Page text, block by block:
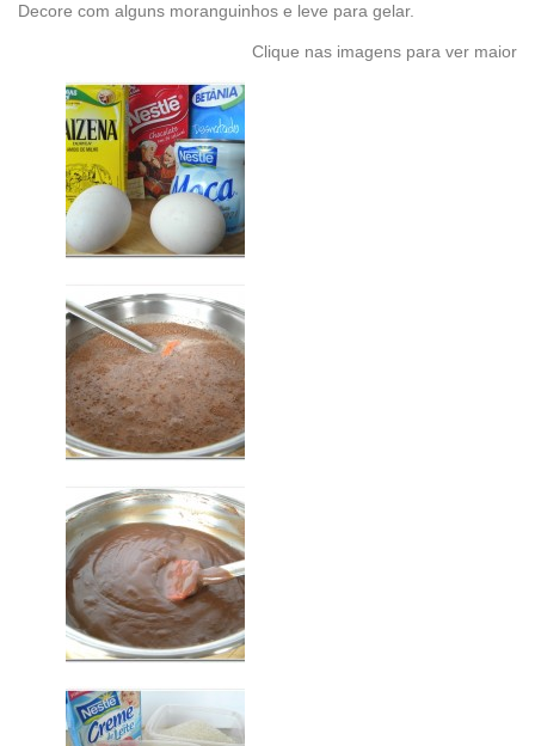
Decore com alguns moranguinhos e leve para gelar.
Clique nas imagens para ver maior